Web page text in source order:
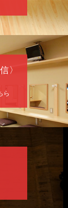
る会
／桂米舞／是
全席指定
8281（平日
〉
ら